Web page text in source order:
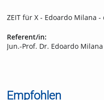
ZEIT für X - Edoardo Milana
Referent/in:
Jun.-Prof. Dr. Edoardo Milana
Empfohlen